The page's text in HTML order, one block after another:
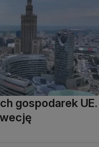
gospodarek UE.